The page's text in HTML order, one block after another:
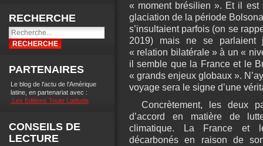
RECHERCHE
PARTENAIRES
Le blog de l'actu de l'Amérique
latine, en partenariat avec :
.Les Editions Toute Latitude
CONSEILS DE
LECTURE
« moment brésilien ». Et il est
glaciation de la période
s’insultaient parfois (on se
2019) mais ne se
« relation bilatérale » à un «
il semble que la France et le
« grands enjeux globaux ».
voyage sera le signe d’une
Concrètement, les deux
d’accord en matière de
climatique. La France et
décarbonés en raison de